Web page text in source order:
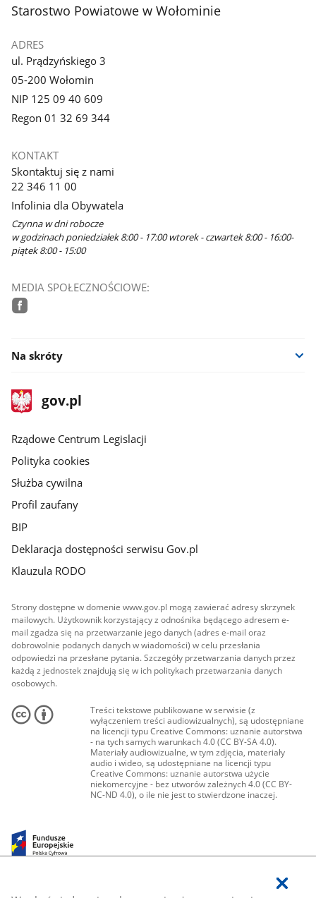
stopka
Starostwo Powiatowe w Wołominie
ADRES
ul. Prądzyńskiego 3
05-200 Wołomin
NIP 125 09 40 609
Regon 01 32 69 344
KONTAKT
Skontaktuj się z nami
22 346 11 00
Infolinia dla Obywatela
Czynna w dni robocze
w godzinach poniedziałek 8:00 - 17:00 wtorek - czwartek 8:00 - 16:00-
piątek 8:00 - 15:00
MEDIA SPOŁECZNOŚCIOWE:
Na skróty
stopka
gov.plStrona
gov.pl
Rządowe Centrum Legislacji
Polityka cookies
Służba cywilna
Profil zaufany
BIP
Deklaracja dostępności serwisu Gov.pl
Klauzula RODO
Strony dostępne w domenie www.gov.pl mogą zawierać adresy skrzynek
mailowych. Użytkownik korzystający z odnośnika będącego adresem e-
mail zgadza się na przetwarzanie jego danych (adres e-mail oraz
dobrowolnie podanych danych w wiadomości) w celu przesłania
odpowiedzi na przesłane pytania. Szczegóły przetwarzania danych przez
każdą z jednostek znajdują się w ich politykach przetwarzania danych
osobowych.
Treści tekstowe publikowane w serwisie (z
wyłączeniem treści audiowizualnych), są udostępniane
na licencji typu Creative Commons: uznanie autorstwa
- na tych samych warunkach 4.0 (CC BY-SA 4.0).
Materiały audiowizualne, w tym zdjęcia, materiały
audio i wideo, są udostępniane na licencji typu
Creative Commons: uznanie autorstwa użycie
niekomercyjne - bez utworów zależnych 4.0 (CC BY-
NC-ND 4.0), o ile nie jest to stwierdzone inaczej.